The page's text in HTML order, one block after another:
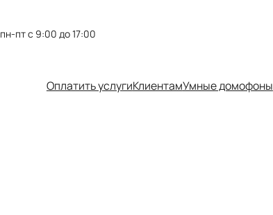
пн-пт с 9:00 до 17:00
Оплатить услугиКлиентамУмные домофоны